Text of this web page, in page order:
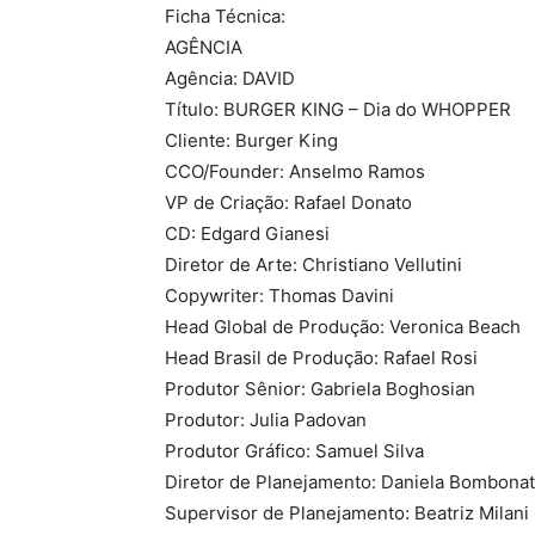
Ficha Técnica:
AGÊNCIA
Agência: DAVID
Título: BURGER KING – Dia do WHOPPER
Cliente: Burger King
CCO/Founder: Anselmo Ramos
VP de Criação: Rafael Donato
CD: Edgard Gianesi
Diretor de Arte: Christiano Vellutini
Copywriter: Thomas Davini
Head Global de Produção: Veronica Beach
Head Brasil de Produção: Rafael Rosi
Produtor Sênior: Gabriela Boghosian
Produtor: Julia Padovan
Produtor Gráfico: Samuel Silva
Diretor de Planejamento: Daniela
Supervisor de Planejamento: Beatriz Milani